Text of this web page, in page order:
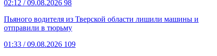
02:12 / 09.08.2026 98
Пьяного водителя из Тверской области лишили машины и
отправили в тюрьму
01:33 / 09.08.2026 109